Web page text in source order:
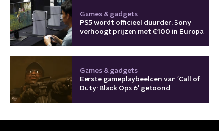
Games & gadgets
PS5 wordt officieel duurder: Sony
verhoogt prijzen met €100 in Europa
Games & gadgets
Eerste gameplaybeelden van 'Call of
Duty: Black Ops 6' getoond